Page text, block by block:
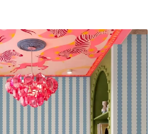
.00 €/m² 56 .67